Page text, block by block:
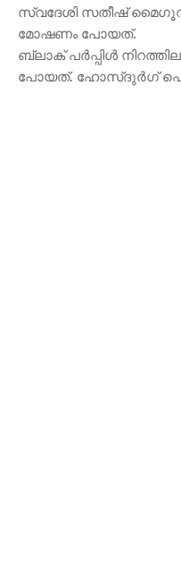
സ്വദേശി സതീഷ്
മോഷണം പോയത്.
ബ്ലാക് പർപ്പിൾ
പോയത്. ഹോസ്ദുർഗ്